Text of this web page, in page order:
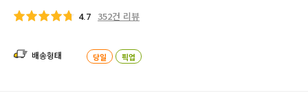
4.7 352건 리뷰
배송형태 당일 픽업